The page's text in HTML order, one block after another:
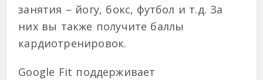
занятия – йогу, бокс, футбол и т.д. За
них вы также получите баллы
кардиотренировок.
Google Fit поддерживает